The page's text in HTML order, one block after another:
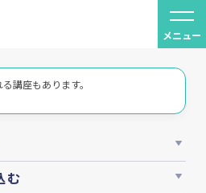
メニュー
講座もあります。
む